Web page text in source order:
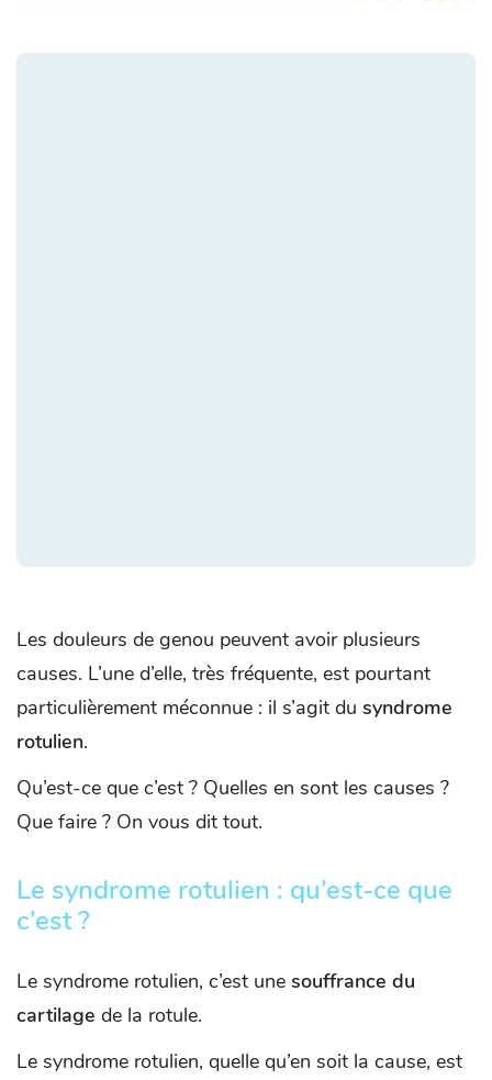
Les douleurs de genou peuvent avoir plusieurs
causes. L’une d’elle, très fréquente, est pourtant
particulièrement méconnue : il s’agit du syndrome
rotulien.
Qu’est-ce que c’est ? Quelles en sont les causes ?
Que faire ? On vous dit tout.
Le syndrome rotulien : qu’est-ce que
c’est ?
Le syndrome rotulien, c’est une souffrance du
cartilage de la rotule.
Le syndrome rotulien, quelle qu’en soit la cause, est